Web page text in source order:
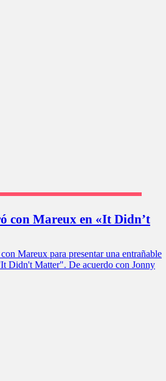
con Mareux en «It Didn’t
Mareux para presentar una entrañable
Didn't Matter". De acuerdo con Jonny